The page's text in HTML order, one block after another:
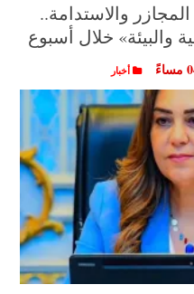
والاستدامة..
والبيئة» خلال أسبوع
أخبار